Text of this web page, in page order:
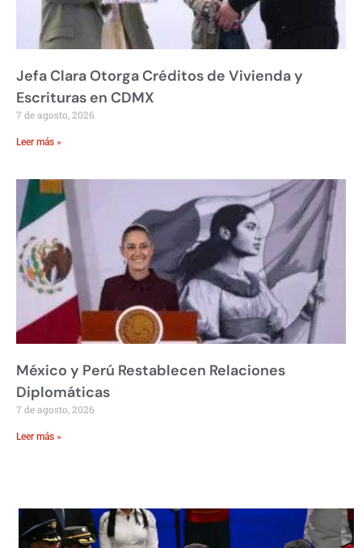
Jefa Clara Otorga Créditos de Vivienda y
Escrituras en CDMX
7 de agosto, 2026
Leer más »
México y Perú Restablecen Relaciones
Diplomáticas
7 de agosto, 2026
Leer más »